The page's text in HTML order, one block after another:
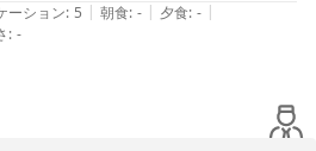
ーション: 5 | 朝食: - | 夕食: - |
: -